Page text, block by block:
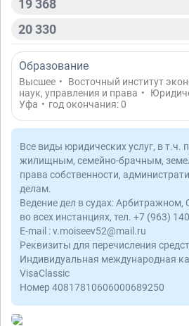
19 368
20 330
Образование
Высшее •
Восточный институт
наук, управления и права •
Уфа • год окончания: 0
Все виды юридических услуг, в т.ч.
жилищным, семейно-брачным,
права собственности,
делам.
Ведение дел в судах:
во всех инстанциях, тел. +7 (963)
E-mail : v.moiseev52@mail.ru
Реквизиты для перечисления
Индивидуальная международная
VisaClassic
Номер 40817810606000689250